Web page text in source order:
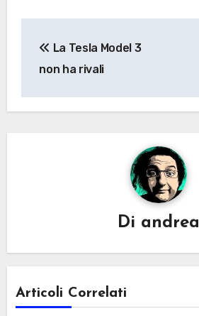
articoli
La Tesla Model 3
non ha rivali
Di andrea
Articoli Correlati